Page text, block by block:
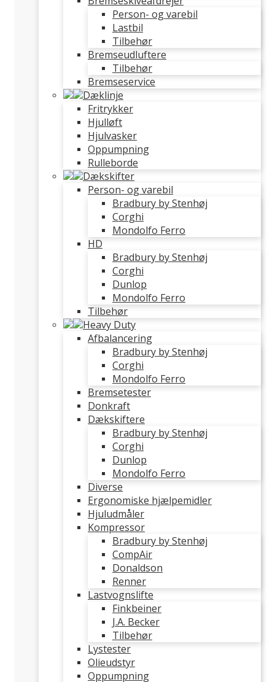
Person- og varebil
Lastbil
Tilbehør
Bremseudluftere
Tilbehør
Bremseservice
Dæklinje
Fritrykker
Hjulløft
Hjulvasker
Oppumpning
Rulleborde
Dækskifter
Person- og varebil
Bradbury by Stenhøj
Corghi
Mondolfo Ferro
HD
Bradbury by Stenhøj
Corghi
Dunlop
Mondolfo Ferro
Tilbehør
Heavy Duty
Afbalancering
Bradbury by Stenhøj
Corghi
Mondolfo Ferro
Bremsetester
Donkraft
Dækskiftere
Bradbury by Stenhøj
Corghi
Dunlop
Mondolfo Ferro
Diverse
Ergonomiske hjælpemidler
Hjuludmåler
Kompressor
Bradbury by Stenhøj
CompAir
Donaldson
Renner
Lastvognslifte
Finkbeiner
J.A. Becker
Tilbehør
Lystester
Olieudstyr
Oppumpning